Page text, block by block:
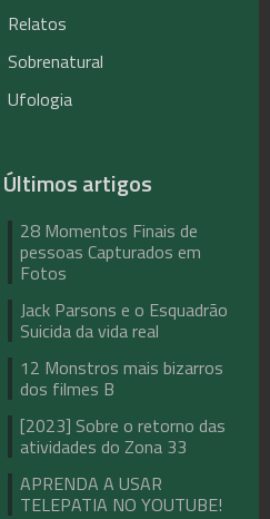
Relatos
Sobrenatural
Ufologia
Últimos artigos
28 Momentos Finais de
pessoas Capturados em
Fotos
Jack Parsons e o Esquadrão
Suicida da vida real
12 Monstros mais bizarros
dos filmes B
[2023] Sobre o retorno das
atividades do Zona 33
APRENDA A USAR
TELEPATIA NO YOUTUBE!